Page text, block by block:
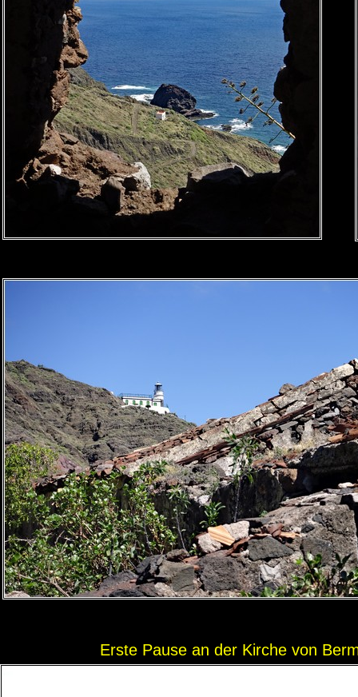
Erste Pause an der Kirche von